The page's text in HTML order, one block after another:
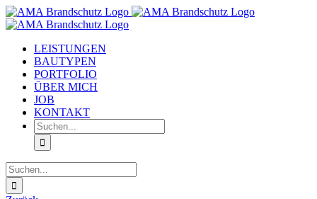
Zum
Inhalt
LEISTUNGEN
BAUTYPEN
PORTFOLIO
ÜBER MICH
JOB
KONTAKT
Suche
nach:
Suche
nach: